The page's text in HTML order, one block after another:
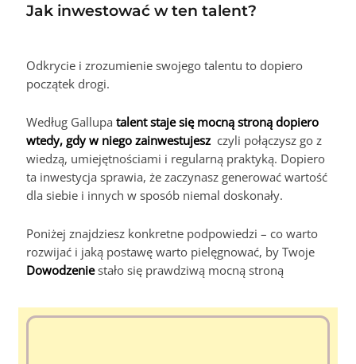
Jak inwestować w ten talent?
Odkrycie i zrozumienie swojego talentu to dopiero
początek drogi.
Według Gallupatalent staje się mocną stroną dopiero
wtedy, gdy w niego zainwestujesz czyli połączysz go z
wiedzą, umiejętnościami i regularną praktyką. Dopiero
ta inwestycja sprawia, że zaczynasz generować wartość
dla siebie i innych w sposób niemal doskonały.
Poniżej znajdziesz konkretne podpowiedzi – co warto
rozwijać i jaką postawę warto pielęgnować, by Twoje
Dowodzeniestało się prawdziwą mocną stroną